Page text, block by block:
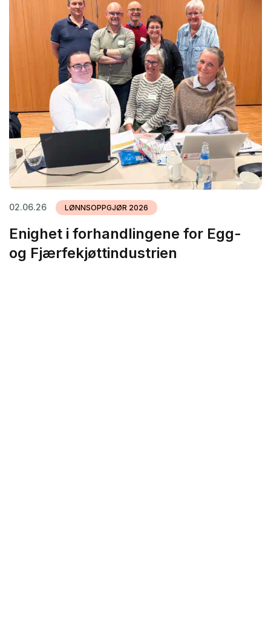
02.06.26 LØNNSOPPGJØR 2026
Enighet i forhandlingene for Egg-
og Fjærfekjøttindustrien